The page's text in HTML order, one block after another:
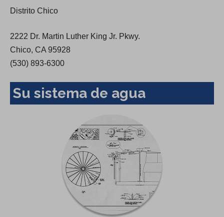
Distrito Chico
2222 Dr. Martin Luther King Jr. Pkwy.
Chico, CA 95928
(530) 893-6300
Su sistema de agua